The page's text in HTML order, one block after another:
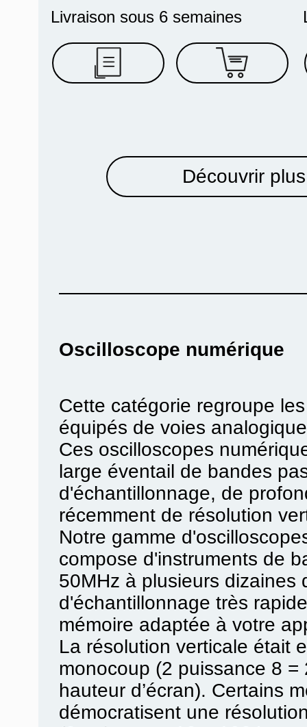
Livraison sous 6 semaines
Découvrir
Oscilloscope numérique
Cette catégorie regroupe
équipés de voies
Ces oscilloscopes
large éventail de bandes
d'échantillonnage, de
récemment de résolution
Notre gamme
compose d'instruments de
50MHz à plusieurs dizaines
d'échantillonnage très
mémoire adaptée à votre
La résolution verticale était
monocoup (2 puissance 8
hauteur d’écran). Certains
démocratisent une